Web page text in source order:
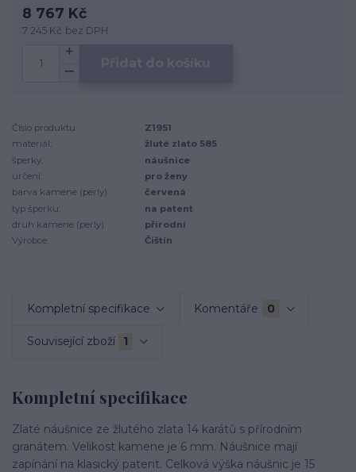
8 767 Kč
7 245 Kč bez DPH
Číslo produktu:
Z1951
materiál:
žluté zlato 585
šperky:
náušnice
určení:
pro ženy
barva kamene (perly):
červená
typ šperku:
na patent
druh kamene (perly):
přírodní
Výrobce:
Čištín
Kompletní specifikace Komentáře 0
Související zboží 1
Kompletní specifikace
Zlaté náušnice ze žlutého zlata 14 karátů s přírodním
granátem. Velikost kamene je 6 mm. Náušnice mají
zapínání na klasický patent. Celková výška náušnic je 15